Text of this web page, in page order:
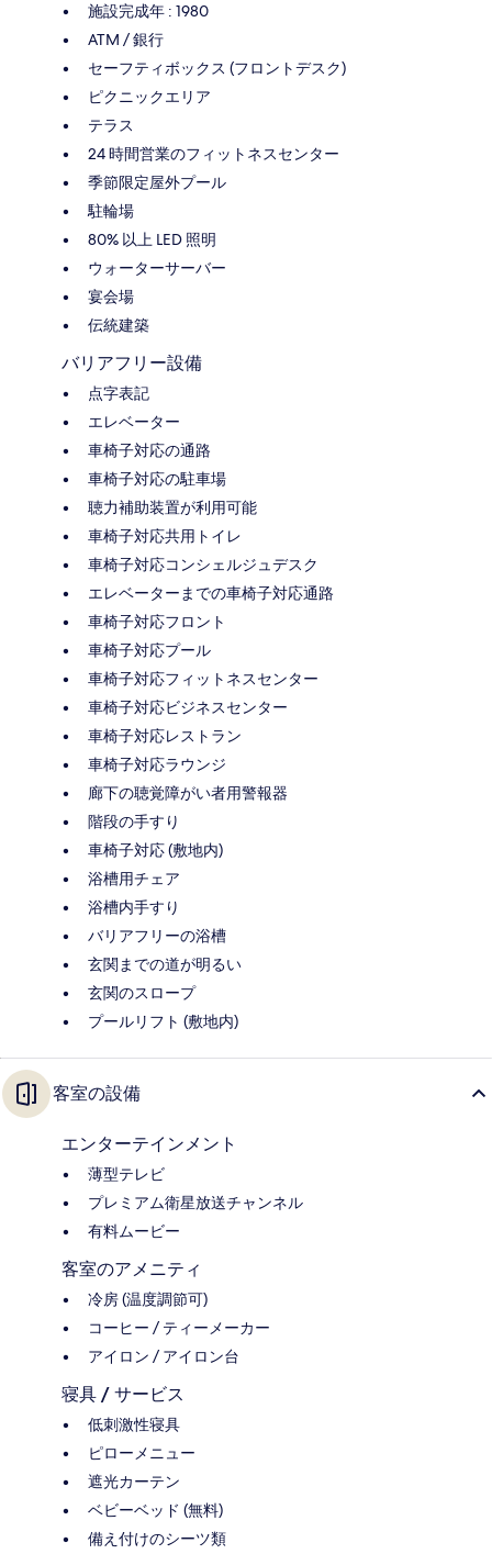
施設完成年 : 1980
ATM / 銀行
セーフティボックス (フロントデスク)
ピクニックエリア
テラス
24 時間営業のフィットネスセンター
季節限定屋外プール
駐輪場
80% 以上 LED 照明
ウォーターサーバー
宴会場
伝統建築
バリアフリー設備
点字表記
エレベーター
車椅子対応の通路
車椅子対応の駐車場
聴力補助装置が利用可能
車椅子対応共用トイレ
車椅子対応コンシェルジュデスク
エレベーターまでの車椅子対応通路
車椅子対応フロント
車椅子対応プール
車椅子対応フィットネスセンター
車椅子対応ビジネスセンター
車椅子対応レストラン
車椅子対応ラウンジ
廊下の聴覚障がい者用警報器
階段の手すり
車椅子対応 (敷地内)
浴槽用チェア
浴槽内手すり
バリアフリーの浴槽
玄関までの道が明るい
玄関のスロープ
プールリフト (敷地内)
客室の設備
エンターテインメント
薄型テレビ
プレミアム衛星放送チャンネル
有料ムービー
客室のアメニティ
冷房 (温度調節可)
コーヒー / ティーメーカー
アイロン / アイロン台
寝具 / サービス
低刺激性寝具
ピローメニュー
遮光カーテン
ベビーベッド (無料)
備え付けのシーツ類